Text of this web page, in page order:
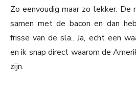
Zo eenvoudig maar zo lekker. De
samen met de bacon en dan
frisse van de sla.. Ja, echt een
en ik snap direct waarom de
zijn.